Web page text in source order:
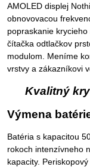
AMOLED displej
obnovovacou
popraskanie
čítačka odtlačkov
modulom. Meníme
vrstvy a zákazníkovi
Kvalitný
Výmena
Batéria s kapacitou
rokoch intenzívneho
kapacity.